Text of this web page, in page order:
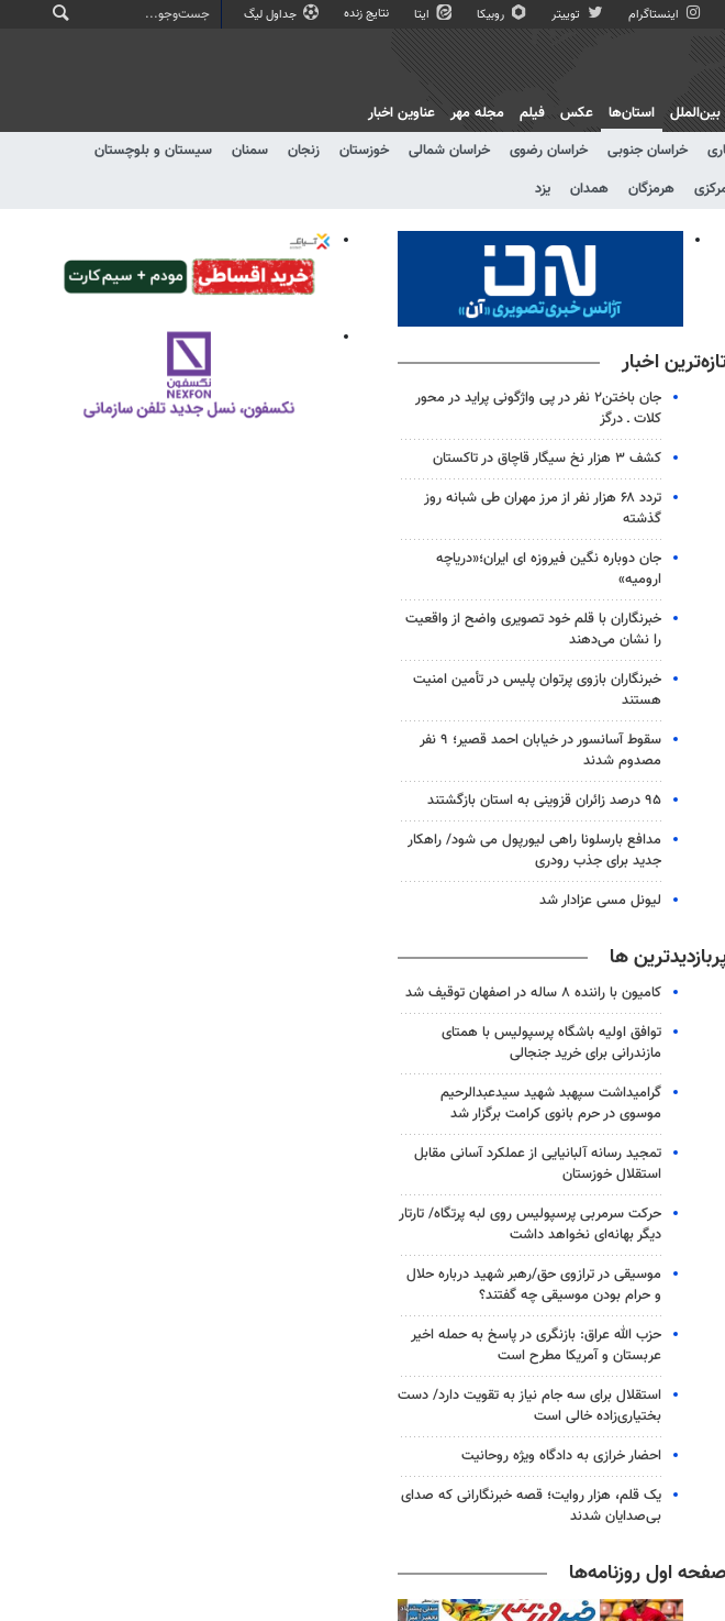
اینستاگرام توییتر روبیکا ایتا نتایج زنده جداول لیگ
بین‌الملل
استان‌ها
خراسان جنوبی خراسان رضوی خراسان شمالی خوزستان زنجان سمنان
سیستان و بلوچستان
هرمزگان همدان یزد
عکس فیلم مجله مهر عناوین اخبار
اخبار
جان باختن۲ نفر در پی واژگونی پراید در محور
کلات ـ درگز
کشف ۳ هزار نخ سیگار قاچاق در تاکستان
تردد ۶۸ هزار نفر از مرز مهران طی شبانه روز
گذشته
جان دوباره نگین فیروزه ای ایران؛«دریاچه
ارومیه»
خبرنگاران با قلم خود تصویری واضح از واقعیت
را نشان می‌دهند
خبرنگاران بازوی پرتوان پلیس در تأمین امنیت
هستند
سقوط آسانسور در خیابان احمد قصیر؛ ۹ نفر
مصدوم شدند
۹۵ درصد زائران قزوینی به استان بازگشتند
مدافع بارسلونا راهی لیورپول می شود/ راهکار
جدید برای جذب رودری
لیونل مسی عزادار شد
ها
کامیون با راننده ۸ ساله در اصفهان توقیف شد
توافق اولیه باشگاه پرسپولیس با همتای
مازندرانی برای خرید جنجالی
گرامیداشت سپهبد شهید سیدعبدالرحیم
موسوی در حرم بانوی کرامت برگزار شد
تمجید رسانه آلبانیایی از عملکرد آسانی مقابل
استقلال خوزستان
حرکت سرمربی پرسپولیس روی لبه پرتگاه/ تارتار
دیگر بهانه‌ای نخواهد داشت
موسیقی در ترازوی حق/رهبر شهید درباره حلال
و حرام بودن موسیقی چه گفتند؟
حزب الله عراق: بازنگری در پاسخ به حمله اخیر
عربستان و آمریکا مطرح است
استقلال برای سه جام نیاز به تقویت دارد/ دست
بختیاری‌زاده خالی است
احضار خرازی به دادگاه ویژه روحانیت
یک قلم، هزار روایت؛ قصه خبرنگارانی که صدای
بی‌صدایان شدند
صفحه اول روزنامه‌ها